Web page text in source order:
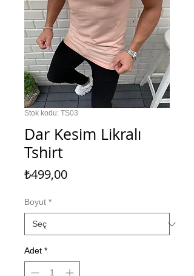
Stok kodu: TS03
Dar Kesim Likralı
Tshirt
₺499,00Fiyat
Boyut *
Adet *